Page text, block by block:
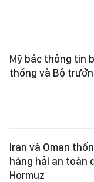
Mỹ bác thông tin
thống và Bộ
Iran và Oman
hàng hải an toàn
Hormuz